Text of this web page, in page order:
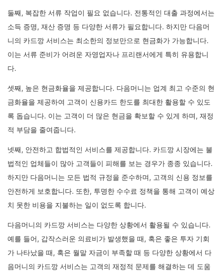
둘째, 복잡한 서류 작업이 필요 없습니다. 전통적인 대출 과정에서는
소득 증명, 재산 증명 등 다양한 서류가 필요합니다. 하지만 다음머
니의 카드깡 서비스는 최소한의 정보만으로 현금화가 가능합니다.
이는 서류 준비가 어려운 자영업자나 프리랜서에게 특히 유용합니
다.
셋째, 높은 현금화율을 제공합니다. 다음머니는 업계 최고 수준의 현
금화율을 제공하여 고객이 신용카드 한도를 최대한 활용할 수 있도
록 돕습니다. 이는 고객이 더 많은 현금을 확보할 수 있게 하며, 재정
적 부담을 줄여줍니다.
넷째, 안전하고 합법적인 서비스를 제공합니다. 카드깡 시장에는 불
법적인 업체들이 많아 고객들이 피해를 보는 경우가 종종 있습니다.
하지만 다음머니는 모든 법적 규정을 준수하며, 고객의 신용 정보를
안전하게 보호합니다. 또한, 투명한 수수료 정책을 통해 고객이 예상
치 못한 비용을 지불하는 일이 없도록 합니다.
다음머니의 카드깡 서비스는 다양한 상황에서 활용될 수 있습니다.
예를 들어, 갑작스러운 의료비가 발생했을 때, 혹은 좋은 투자 기회
가 나타났을 때, 혹은 월말 자금이 부족할 때 등 다양한 상황에서 다
음머니의 카드깡 서비스는 고객의 재정적 문제를 해결하는 데 도움